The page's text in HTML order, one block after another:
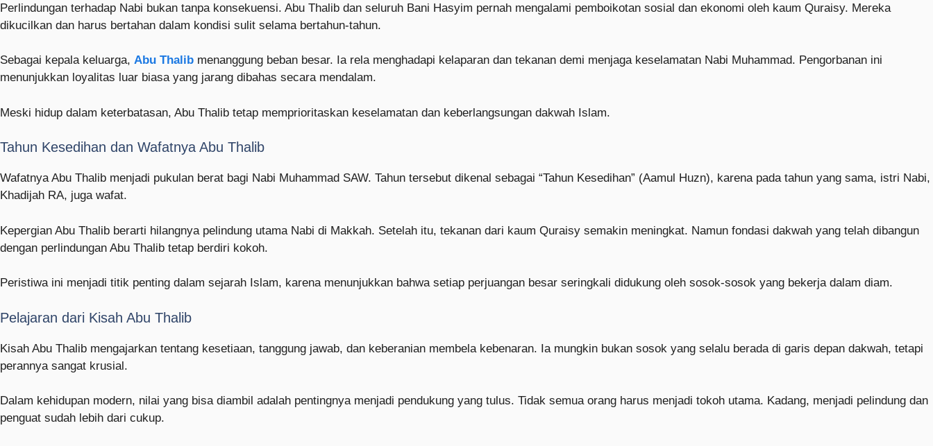
Perlindungan terhadap Nabi bukan tanpa konsekuensi. Abu Thalib dan seluruh Bani Hasyim pernah mengalami pemboikotan sosial dan ekonomi oleh kaum Quraisy. Mereka
dikucilkan dan harus bertahan dalam kondisi sulit selama bertahun-tahun.
Sebagai kepala keluarga, Abu Thalib menanggung beban besar. Ia rela menghadapi kelaparan dan tekanan demi menjaga keselamatan Nabi Muhammad. Pengorbanan ini
menunjukkan loyalitas luar biasa yang jarang dibahas secara mendalam.
Meski hidup dalam keterbatasan, Abu Thalib tetap memprioritaskan keselamatan dan keberlangsungan dakwah Islam.
Tahun Kesedihan dan Wafatnya Abu Thalib
Wafatnya Abu Thalib menjadi pukulan berat bagi Nabi Muhammad SAW. Tahun tersebut dikenal sebagai “Tahun Kesedihan” (Aamul Huzn), karena pada tahun yang sama, istri Nabi,
Khadijah RA, juga wafat.
Kepergian Abu Thalib berarti hilangnya pelindung utama Nabi di Makkah. Setelah itu, tekanan dari kaum Quraisy semakin meningkat. Namun fondasi dakwah yang telah dibangun
dengan perlindungan Abu Thalib tetap berdiri kokoh.
Peristiwa ini menjadi titik penting dalam sejarah Islam, karena menunjukkan bahwa setiap perjuangan besar seringkali didukung oleh sosok-sosok yang bekerja dalam diam.
Pelajaran dari Kisah Abu Thalib
Kisah Abu Thalib mengajarkan tentang kesetiaan, tanggung jawab, dan keberanian membela kebenaran. Ia mungkin bukan sosok yang selalu berada di garis depan dakwah, tetapi
perannya sangat krusial.
Dalam kehidupan modern, nilai yang bisa diambil adalah pentingnya menjadi pendukung yang tulus. Tidak semua orang harus menjadi tokoh utama. Kadang, menjadi pelindung dan
penguat sudah lebih dari cukup.